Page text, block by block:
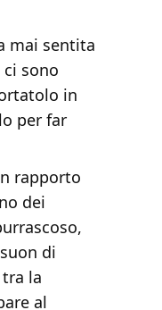
mai sentita
sono
in
per far
rapporto
dei
di
la
al